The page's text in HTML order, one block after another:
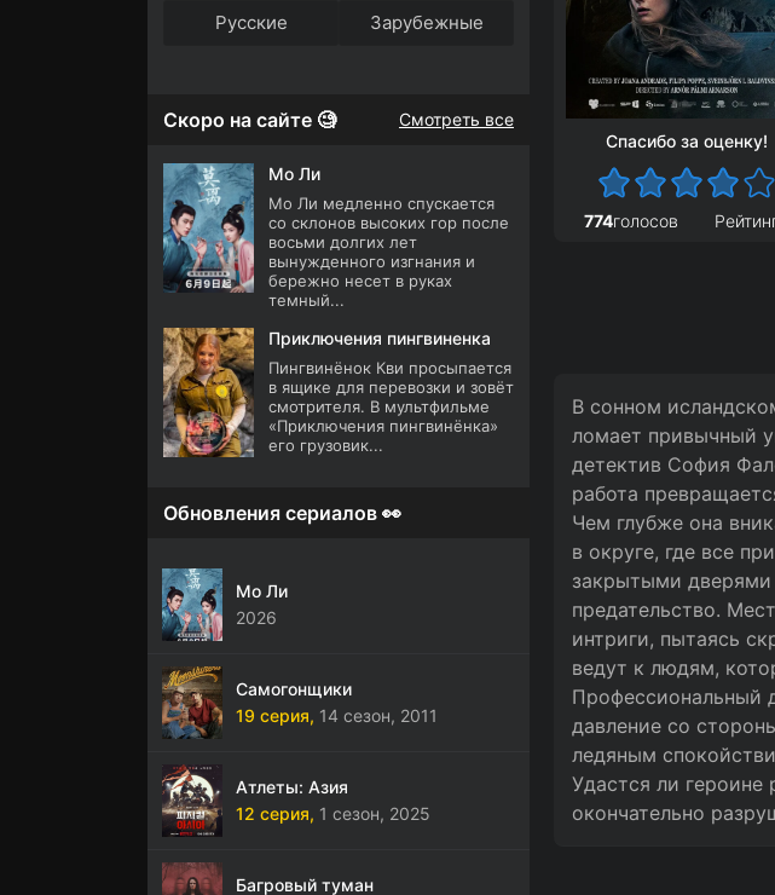
Спасибо за оценку!
774голосов
В сонном
ломает привычный
детектив София
работа
Чем глубже она
в округе, где все
закрытыми дверями
предательство.
интриги, пытаясь
ведут к людям,
Профессиональный
давление со
ледяным
Удастся ли героине
окончательно
Русские
Зарубежные
Скоро на сайте 🧐 Смотреть все
Мо Ли
Мо Ли медленно спускается
со склонов высоких гор после
восьми долгих лет
вынужденного изгнания и
бережно несет в руках
темный...
Приключения пингвиненка
Пингвинёнок Кви просыпается
в ящике для перевозки и зовёт
смотрителя. В мультфильме
«Приключения пингвинёнка»
его грузовик...
Обновления сериалов 👀
Мо Ли
2026
Самогонщики
19 серия, 14 сезон, 2011
Атлеты: Азия
12 серия, 1 сезон, 2025
Багровый туман